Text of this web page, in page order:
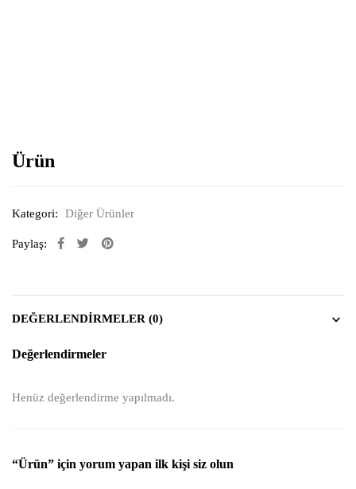
Ürün
Kategori: Diğer Ürünler
Paylaş:
DEĞERLENDIRMELER (0)
Değerlendirmeler
Henüz değerlendirme yapılmadı.
“Ürün” için yorum yapan ilk kişi siz olun